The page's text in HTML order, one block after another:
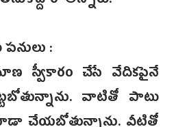
:
స్వీకారం చేసే వేదికపైనే
వాటితో పాటు